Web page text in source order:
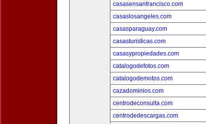
casasensanfrancisco.com
casaslosangeles.com
casasparaguay.com
casasturisticas.com
casasypropiedades.com
catalogodefotos.com
catalogodemotos.com
cazadominios.com
centrodeconsulta.com
centrodedescargas.com